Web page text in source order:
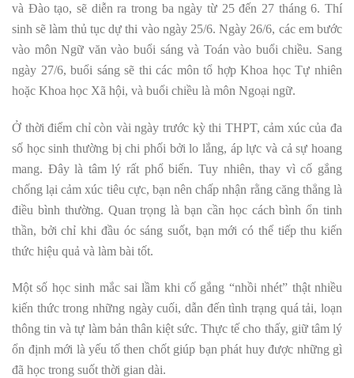
và Đào tạo, sẽ diễn ra trong ba ngày từ 25 đến 27 tháng 6. Thí
sinh sẽ làm thủ tục dự thi vào ngày 25/6. Ngày 26/6, các em bước
vào môn Ngữ văn vào buổi sáng và Toán vào buổi chiều. Sang
ngày 27/6, buổi sáng sẽ thi các môn tổ hợp Khoa học Tự nhiên
hoặc Khoa học Xã hội, và buổi chiều là môn Ngoại ngữ.
Ở thời điểm chỉ còn vài ngày trước kỳ thi THPT, cảm xúc của đa
số học sinh thường bị chi phối bởi lo lắng, áp lực và cả sự hoang
mang. Đây là tâm lý rất phổ biến. Tuy nhiên, thay vì cố gắng
chống lại cảm xúc tiêu cực, bạn nên chấp nhận rằng căng thẳng là
điều bình thường. Quan trọng là bạn cần học cách bình ổn tinh
thần, bởi chỉ khi đầu óc sáng suốt, bạn mới có thể tiếp thu kiến
thức hiệu quả và làm bài tốt.
Một số học sinh mắc sai lầm khi cố gắng “nhồi nhét” thật nhiều
kiến thức trong những ngày cuối, dẫn đến tình trạng quá tải, loạn
thông tin và tự làm bản thân kiệt sức. Thực tế cho thấy, giữ tâm lý
ổn định mới là yếu tố then chốt giúp bạn phát huy được những gì
đã học trong suốt thời gian dài.